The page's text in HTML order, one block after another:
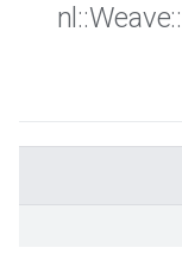
nl ::Weave::